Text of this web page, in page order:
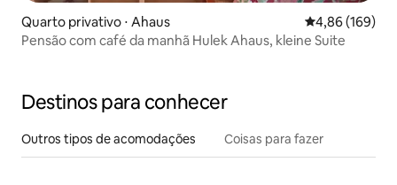
Quarto privativo ⋅ Ahaus 4,86 de uma
4,86 (169)
Pensão com café da manhã Hulek Ahaus, kleine Suite
Destinos para conhecer
Outros tipos de acomodações Coisas para fazer